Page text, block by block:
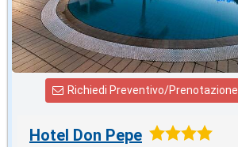
Richiedi Preventivo/Prenotazione
Hotel Don Pepe